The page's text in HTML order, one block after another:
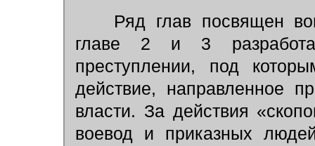
Ряд глав посвящен
главе 2 и 3
преступлении, под
действие, направленное
власти. За действия
воевод и приказных